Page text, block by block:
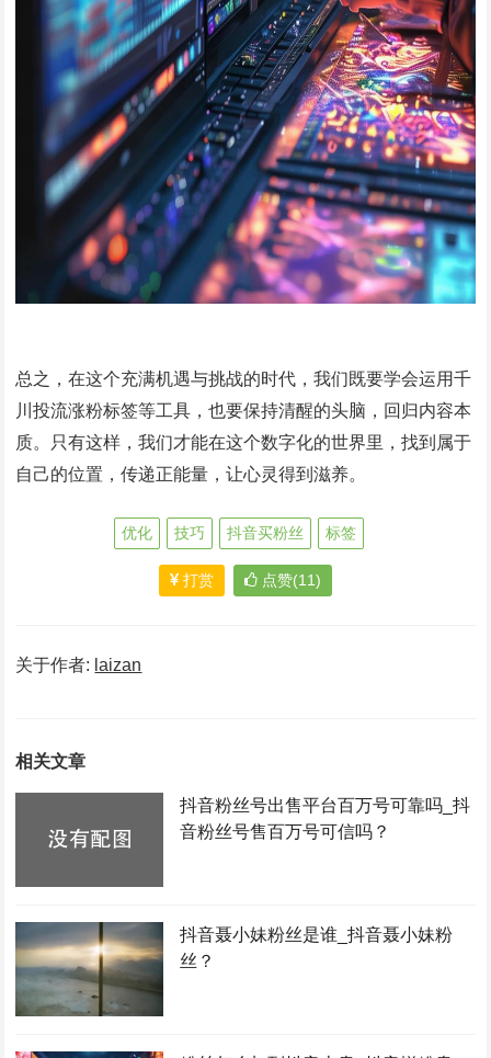
总之，在这个充满机遇与挑战的时代，我们既要学会运用千
川投流涨粉标签等工具，也要保持清醒的头脑，回归内容本
质。只有这样，我们才能在这个数字化的世界里，找到属于
自己的位置，传递正能量，让心灵得到滋养。
优化 技巧 抖音买粉丝 标签
打赏 点赞(11)
关于作者: laizan
相关文章
抖音粉丝号出售平台百万号可靠吗_抖
音粉丝号售百万号可信吗？
抖音聂小妹粉丝是谁_抖音聂小妹粉
丝？